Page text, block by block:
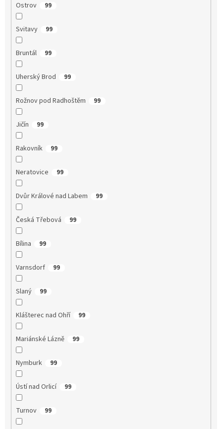
Ostrov 99
Svitavy 99
Bruntál 99
Uherský Brod 99
Rožnov pod Radhoštěm 99
Jičín 99
Rakovník 99
Neratovice 99
Dvůr Králové nad Labem 99
Česká Třebová 99
Bílina 99
Varnsdorf 99
Slaný 99
Klášterec nad Ohří 99
Mariánské Lázně 99
Nymburk 99
Ústí nad Orlicí 99
Turnov 99